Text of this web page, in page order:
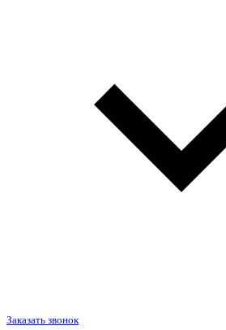
Заказать звонок